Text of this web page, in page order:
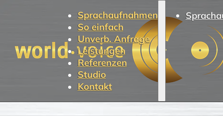
Sprachaufnahmen
So einfach
Unverb. Anfrage
Leistungen
Referenzen
Studio
Kontakt